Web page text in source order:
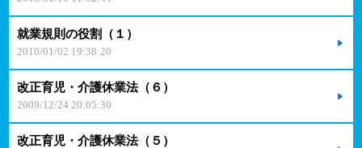
就業規則の役割（１）
2010/01/02 19:38:20
改正育児・介護休業法（６）
2009/12/24 20:05:30
改正育児・介護休業法（５）